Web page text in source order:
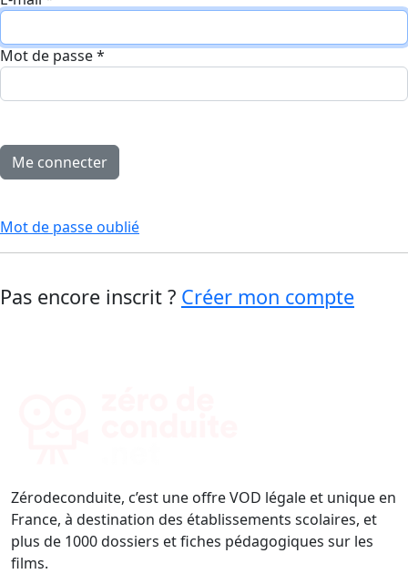
Mot de passe*
Mot de passe oublié
Pas encore inscrit ? Créer mon compte
Zérodeconduite, c’est une offre VOD légale et unique en
France, à destination des établissements scolaires, et
plus de 1000 dossiers et fiches pédagogiques sur les
films.